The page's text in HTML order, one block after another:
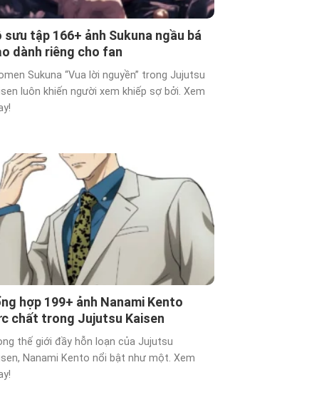
sưu tập 166+ ảnh Sukuna ngầu bá
dành riêng cho fan
Sukuna “Vua lời nguyền” trong Jujutsu
luôn khiến người xem khiếp sợ bởi. Xem
hợp 199+ ảnh Nanami Kento
chất trong Jujutsu Kaisen
thế giới đầy hỗn loạn của Jujutsu
Nanami Kento nổi bật như một. Xem